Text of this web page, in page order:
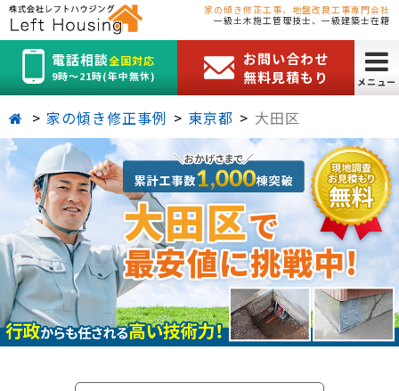
家の傾き修正工事、地盤改良工事専門会社
一級土木施工管理技士、一級建築士在籍
電話相談全国対応
9時～21時(年中無休)
お問い合わせ
無料見積もり
メニュー
家の傾き修正事例 東京都 大田区
大田区で
最安値に挑戦中!